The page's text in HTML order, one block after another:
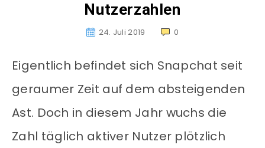
Nutzerzahlen
24. Juli 2019 0
Eigentlich befindet sich Snapchat seit
geraumer Zeit auf dem absteigenden
Ast. Doch in diesem Jahr wuchs die
Zahl täglich aktiver Nutzer plötzlich